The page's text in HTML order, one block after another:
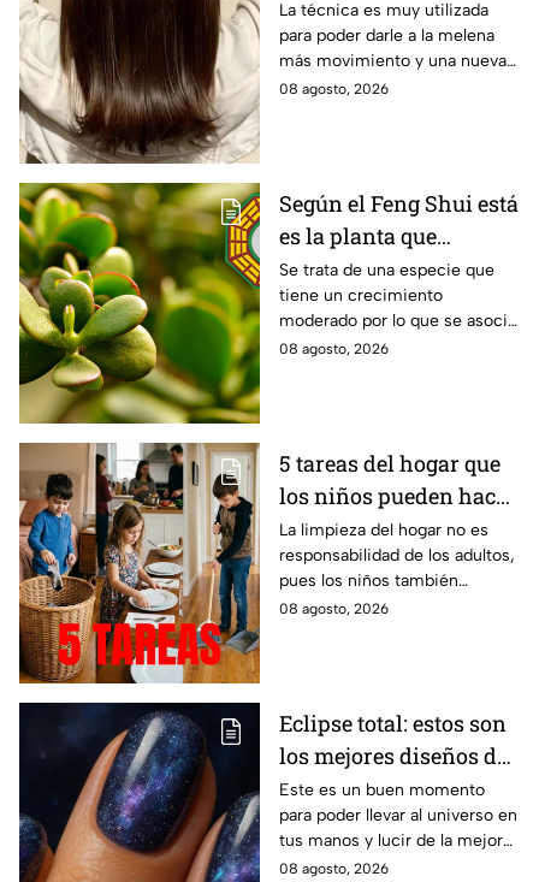
tu cabello refleje la luz
La técnica es muy utilizada
para poder darle a la melena
más movimiento y una nueva
versión.
08 agosto, 2026
Según el Feng Shui está
es la planta que
representa el
crecimiento económico
y no es la lengua de
suegra
Se trata de una especie que
tiene un crecimiento
moderado por lo que se asocia
con la vida.
08 agosto, 2026
5 tareas del hogar que
los niños pueden hacer
según su edad
La limpieza del hogar no es
responsabilidad de los adultos,
pues los niños también
pueden colaborar
08 agosto, 2026
Eclipse total: estos son
los mejores diseños de
uñas para recibir el
evento astrológico
Este es un buen momento
para poder llevar al universo en
tus manos y lucir de la mejor
manera.
08 agosto, 2026